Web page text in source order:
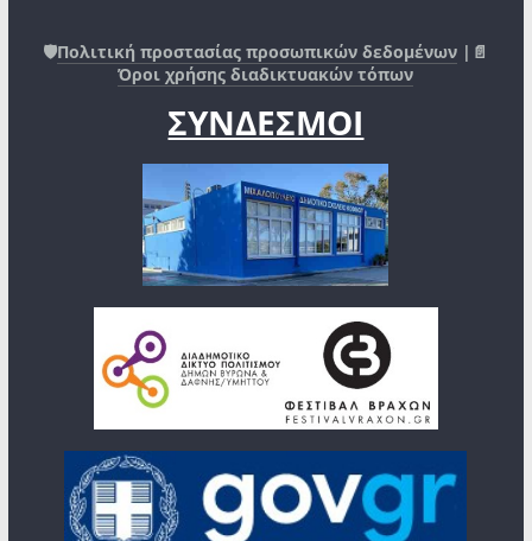
🛡️Πολιτική προστασίας προσωπικών δεδομένων |📄
Όροι χρήσης διαδικτυακών τόπων
ΣΥΝΔΕΣΜΟΙ